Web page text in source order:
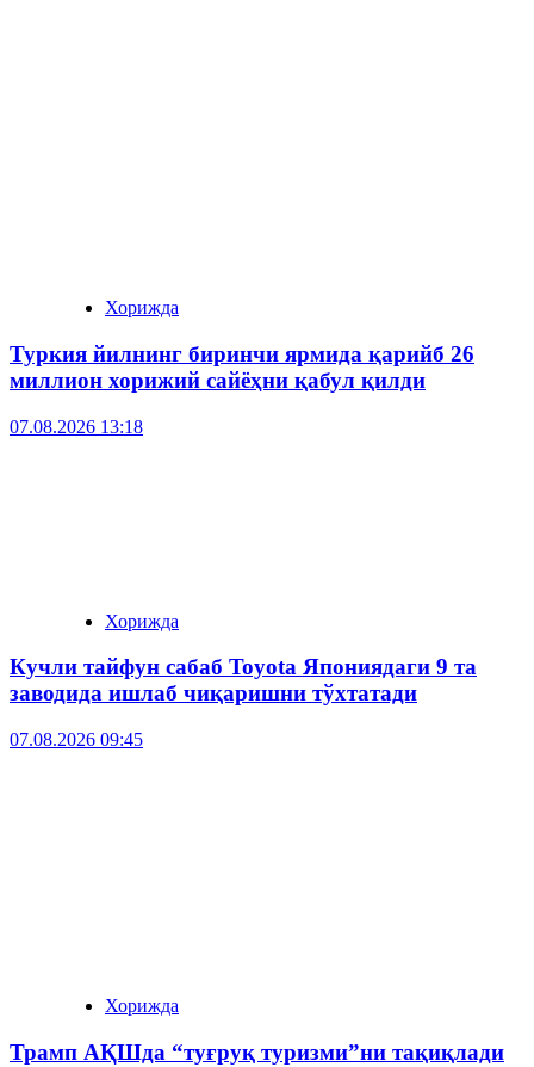
Хорижда
Туркия йилнинг биринчи ярмида қарийб 26
миллион хорижий сайёҳни қабул қилди
07.08.2026 13:18
Хорижда
Кучли тайфун сабаб Toyota Япониядаги 9 та
заводида ишлаб чиқаришни тўхтатади
07.08.2026 09:45
Хорижда
Трамп АҚШда “туғруқ туризми”ни тақиқлади